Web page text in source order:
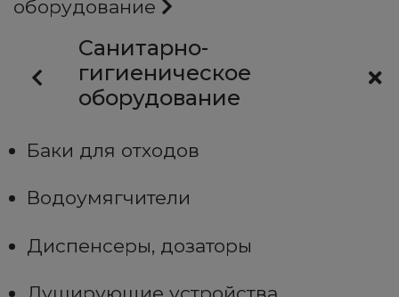
оборудование
Санитарно-
гигиеническое
оборудование
Баки для отходов
Водоумягчители
Диспенсеры, дозаторы